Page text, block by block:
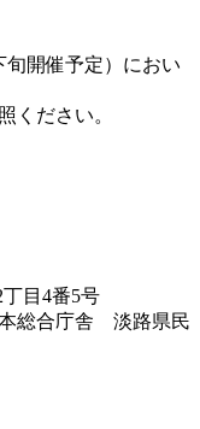
開催予定）におい
ください。
目4番5号
淡路県民